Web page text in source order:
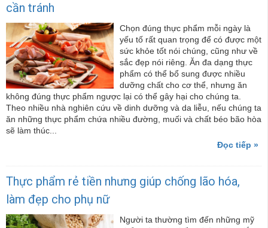
cần tránh
Chọn đúng thực phẩm mỗi ngày là
yếu tố rất quan trọng để có được một
sức khỏe tốt nói chúng, cũng như về
sắc đẹp nói riêng. Ăn đa dạng thực
phẩm có thể bổ sung được nhiều
dưỡng chất cho cơ thể, nhưng ăn
không đúng thực phẩm ngược lại có thể gây hại cho chúng ta.
Theo nhiều nhà nghiên cứu về dinh dưỡng và da liễu, nếu chúng ta
ăn những thực phẩm chứa nhiều đường, muối và chất béo bão hòa
sẽ làm thúc...
Đọc tiếp »
Thực phẩm rẻ tiền nhưng giúp chống lão hóa,
làm đẹp cho phụ nữ
Người ta thường tìm đến những mỹ